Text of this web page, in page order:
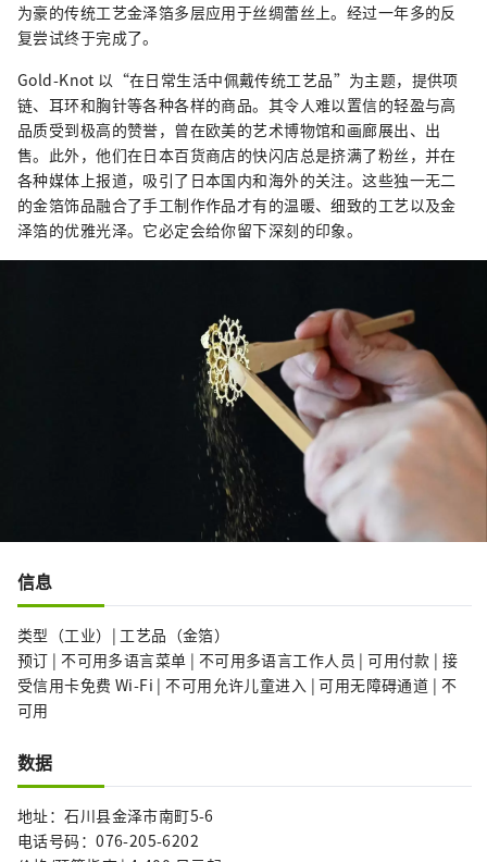
为豪的传统工艺金泽箔多层应用于丝绸蕾丝上。经过一年多的反
复尝试终于完成了。
Gold-Knot 以“在日常生活中佩戴传统工艺品”为主题，提供项
链、耳环和胸针等各种各样的商品。其令人难以置信的轻盈与高
品质受到极高的赞誉，曾在欧美的艺术博物馆和画廊展出、出
售。此外，他们在日本百货商店的快闪店总是挤满了粉丝，并在
各种媒体上报道，吸引了日本国内和海外的关注。这些独一无二
的金箔饰品融合了手工制作作品才有的温暖、细致的工艺以及金
泽箔的优雅光泽。它必定会给你留下深刻的印象。
信息
类型（工业）| 工艺品（金箔）
预订 | 不可用多语言菜单 | 不可用多语言工作人员 | 可用付款 | 接
受信用卡免费 Wi-Fi | 不可用允许儿童进入 | 可用无障碍通道 | 不
可用
数据
地址：石川县金泽市南町5-6
电话号码：076-205-6202